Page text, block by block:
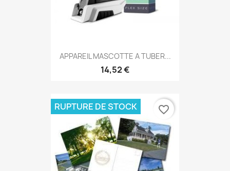
APPAREIL MASCOTTE A TUBER...
14,52 €
RUPTURE DE STOCK favorite_border